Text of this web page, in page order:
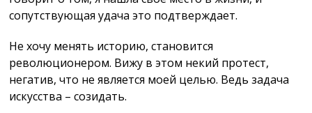
сопутствующая удача это подтверждает.
Не хочу менять историю, становится
революционером. Вижу в этом некий протест,
негатив, что не является моей целью. Ведь задача
искусства – созидать.